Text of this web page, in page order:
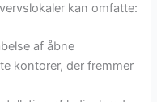
kan omfatte:
af åbne
kontorer, der fremmer